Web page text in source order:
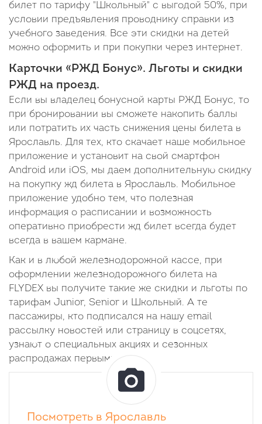
билет по тарифу "Школьный" с выгодой 50%, при
условии предъявления проводнику справки из
учебного заведения. Все эти скидки на детей
можно оформить и при покупки через интернет.
Карточки «РЖД Бонус». Льготы и скидки
РЖД на проезд.
Если вы владелец бонусной карты РЖД Бонус, то
при бронировании вы сможете накопить баллы
или потратить их часть снижения цены билета в
Ярославль. Для тех, кто скачает наше мобильное
приложение и установит на свой смартфон
Android или iOS, мы даем дополнительную скидку
на покупку жд билета в Ярославль. Мобильное
приложение удобно тем, что полезная
информация о расписании и возможность
оперативно приобрести жд билет всегда будет
всегда в вашем кармане.
Как и в любой железнодорожной кассе, при
оформлении железнодорожного билета на
FLYDEX вы получите такие же скидки и льготы по
тарифам Junior, Senior и Школьный. А те
пассажиры, кто подписался на нашу email
рассылку новостей или страницу в соцсетях,
узнают о специальных акциях и сезонных
распродажах первыми.
Посмотреть в Ярославль